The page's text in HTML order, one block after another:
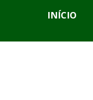
INÍCIO